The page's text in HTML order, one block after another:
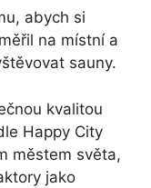
abych si
na místní a
sauny.
kvalitou
Happy City
městem světa,
jako